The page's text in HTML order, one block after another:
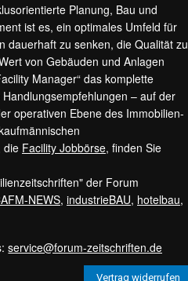
Planung, Bau und
ist es, ein optimales Umfeld für
dauerhaft zu senken, die Qualität zu
von Gebäuden und Anlagen
Manager“ das komplette
– auf der
operativen Ebene des Immobilien-
die Facility Jobbörse, finden Sie
der Forum
NEWS, industrieBAU, hotelbau,
service@forum-zeitschriften.de
Vertrag widerrufen